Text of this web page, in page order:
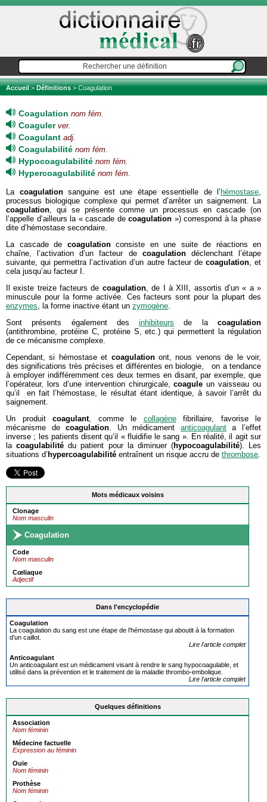
Accueil>Définitions> Coagulation
Mots médicaux voisins
Clonage
Nom masculin
Coagulation
Code
Nom masculin
Cœliaque
Adjectif
Dans l'encyclopédie
Coagulation
La coagulation du sang est une étape de l’hémostase qui aboutit à la formation
d’un caillot.
Lire l'article complet
Anticoagulant
Un anticoagulant est un médicament visant à rendre le sang hypocoagulable, et
utilisé dans la prévention et le traitement de la maladie thrombo-embolique.
Lire l'article complet
Quelques définitions
Association
Nom féminin
Médecine factuelle
Expression au féminin
Ouïe
Nom féminin
Prothèse
Nom féminin
Coagulation nom fém.
Coaguler ver.
Coagulant adj.
Coagulabilité nom fém.
Hypocoagulabilité nom fém.
Hypercoagulabilité nom fém.
La coagulationsanguine est une étape essentielle de l’ hémostase,
processus biologique complexe qui permet d’arrêter un saignement. La
coagulation, qui se présente comme un processus en cascade (on
l’appelle d’ailleurs la « cascade decoagulation ») correspond à la phase
dite d’hémostase secondaire.
La cascade de coagulationconsiste en une suite de réactions en
chaîne, l’activation d’un facteur de coagulationdéclenchant l’étape
suivante, qui permettra l’activation d’un autre facteur de coagulation, et
cela jusqu’au facteur I.
Il existe treize facteurs de coagulation, de I à XIII, assortis d’un « a »
minuscule pour la forme activée. Ces facteurs sont pour la plupart des
enzymes, la forme inactive étant un zymogène.
Sont présents également desinhibiteurs de lacoagulation
(antithrombine, protéine C, protéine S, etc.) qui permettent la régulation
de ce mécanisme complexe.
Cependant, si hémostase et coagulationont, nous venons de le voir,
des significations très précises et différentes en biologie, on a tendance
à employer indifféremment ces deux termes en disant, par exemple, que
l’opérateur, lors d’une intervention chirurgicale,coagule un vaisseau ou
qu’il en fait l’hémostase, le résultat étant identique, à savoir l’arrêt du
saignement.
Un produit coagulant, comme le collagènefibrillaire, favorise le
mécanisme decoagulation. Un médicament anticoagulanta l’effet
inverse ; les patients disent qu’il « fluidifie le sang ». En réalité, il agit sur
lacoagulabilité du patient pour la diminuer (hypocoagulabilité). Les
situations d’ hypercoagulabilité entraînent un risque accru de thrombose.